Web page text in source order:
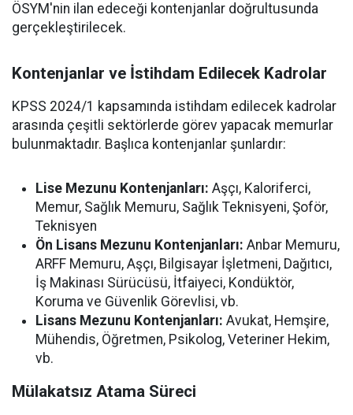
ÖSYM'nin ilan edeceği kontenjanlar doğrultusunda
gerçekleştirilecek.
Kontenjanlar ve İstihdam Edilecek Kadrolar
KPSS 2024/1 kapsamında istihdam edilecek kadrolar
arasında çeşitli sektörlerde görev yapacak memurlar
bulunmaktadır. Başlıca kontenjanlar şunlardır:
Lise Mezunu Kontenjanları: Aşçı, Kaloriferci,
Memur, Sağlık Memuru, Sağlık Teknisyeni, Şoför,
Teknisyen
Ön Lisans Mezunu Kontenjanları: Anbar Memuru,
ARFF Memuru, Aşçı, Bilgisayar İşletmeni, Dağıtıcı,
İş Makinası Sürücüsü, İtfaiyeci, Kondüktör,
Koruma ve Güvenlik Görevlisi, vb.
Lisans Mezunu Kontenjanları: Avukat, Hemşire,
Mühendis, Öğretmen, Psikolog, Veteriner Hekim,
vb.
Mülakatsız Atama Süreci